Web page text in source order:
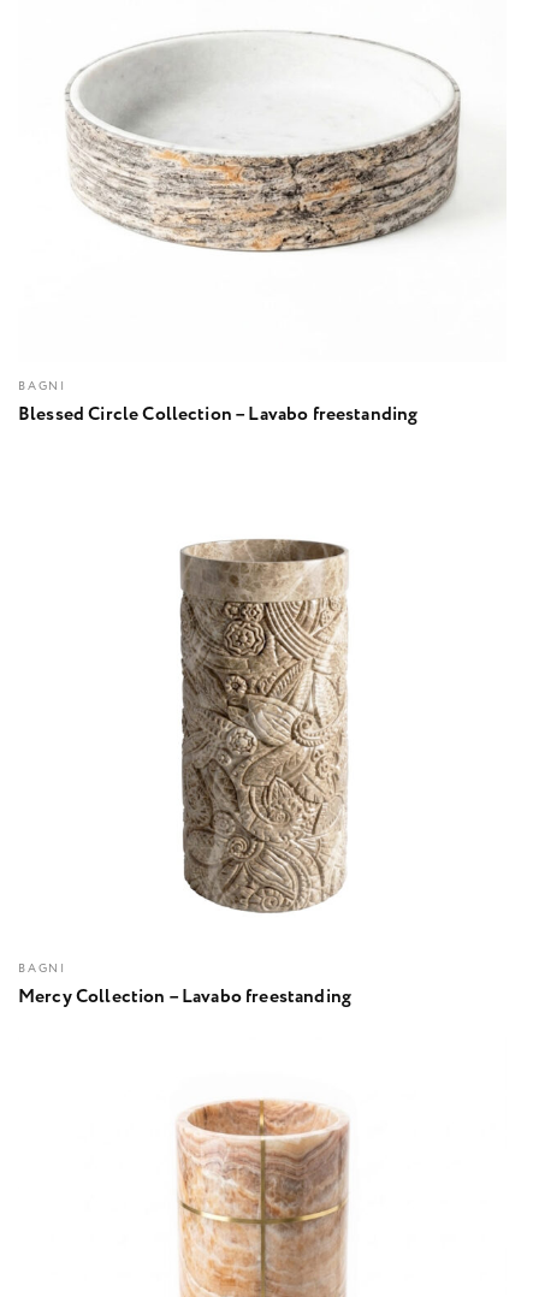
BAGNI
Blessed Circle Collection – Lavabo freestanding
BAGNI
Mercy Collection – Lavabo freestanding